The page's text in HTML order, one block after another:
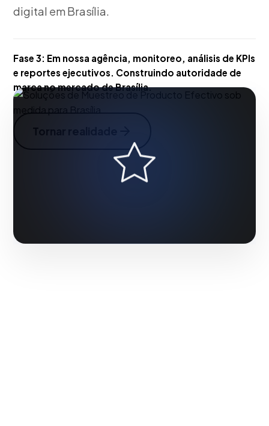
digital em Brasília.
Fase 3: Em nossa agência, monitoreo, análisis de KPIs
e reportes ejecutivos. Construindo autoridade de
marca no mercado de Brasília.